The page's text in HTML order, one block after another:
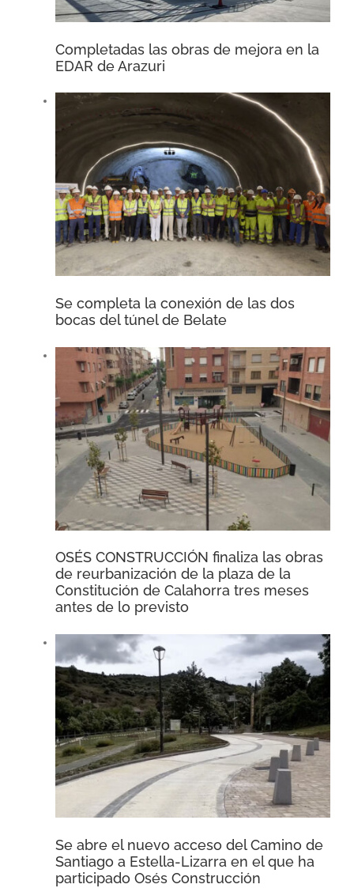
Completadas las obras de mejora en la
EDAR de Arazuri
Se completa la conexión de las dos
bocas del túnel de Belate
OSÉS CONSTRUCCIÓN finaliza las obras
de reurbanización de la plaza de la
Constitución de Calahorra tres meses
antes de lo previsto
Se abre el nuevo acceso del Camino de
Santiago a Estella-Lizarra en el que ha
participado Osés Construcción